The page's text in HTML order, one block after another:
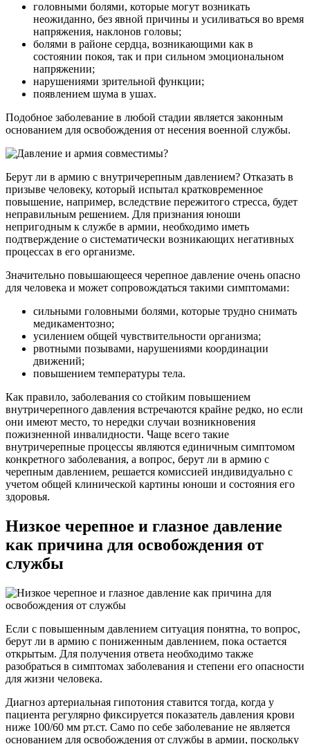
головными болями, которые могут возникать
неожиданно, без явной причины и усиливаться во время
напряжения, наклонов головы;
болями в районе сердца, возникающими как в
состоянии покоя, так и при сильном эмоциональном
напряжении;
нарушениями зрительной функции;
появлением шума в ушах.
Подобное заболевание в любой стадии является законным
основанием для освобождения от несения военной службы.
Берут ли в армию с внутричерепным давлением? Отказать в
призыве человеку, который испытал кратковременное
повышение, например, вследствие пережитого стресса, будет
неправильным решением. Для признания юноши
непригодным к службе в армии, необходимо иметь
подтверждение о систематически возникающих негативных
процессах в его организме.
Значительно повышающееся черепное давление очень опасно
для человека и может сопровождаться такими симптомами:
сильными головными болями, которые трудно снимать
медикаментозно;
усилением общей чувствительности организма;
рвотными позывами, нарушениями координации
движений;
повышением температуры тела.
Как правило, заболевания со стойким повышением
внутричерепного давления встречаются крайне редко, но если
они имеют место, то нередки случаи возникновения
пожизненной инвалидности. Чаще всего такие
внутричерепные процессы являются единичным симптомом
конкретного заболевания, а вопрос, берут ли в армию с
черепным давлением, решается комиссией индивидуально с
учетом общей клинической картины юноши и состояния его
здоровья.
Низкое черепное и глазное давление
как причина для освобождения от
службы
Если с повышенным давлением ситуация понятна, то вопрос,
берут ли в армию с пониженным давлением, пока остается
открытым. Для получения ответа необходимо также
разобраться в симптомах заболевания и степени его опасности
для жизни человека.
Диагноз артериальная гипотония ставится тогда, когда у
пациента регулярно фиксируется показатель давления крови
ниже 100/60 мм рт.ст. Само по себе заболевание не является
основанием для освобождения от службы в армии, поскольку